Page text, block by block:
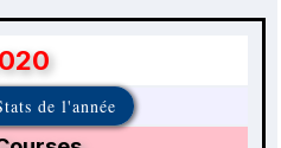
de l'année